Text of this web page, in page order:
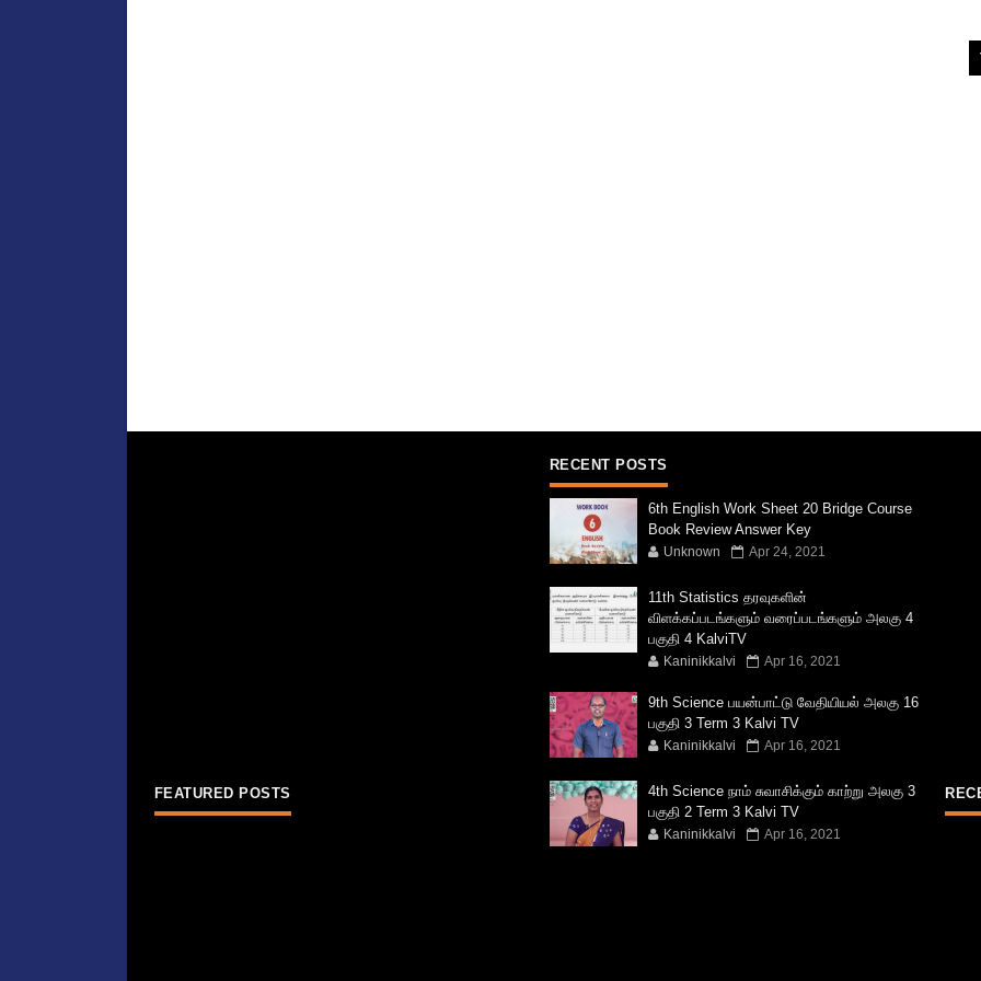
FEATURED POSTS
RECENT POSTS
6th English Work Sheet 20 Bridge Course
Book Review Answer Key
Unknown Apr 24, 2021
11th Statistics தரவுகளின்
விளக்கப்படங்களும் வரைப்படங்களும் அலகு 4
பகுதி 4 KalviTV
Kaninikkalvi Apr 16, 2021
9th Science பயன்பாட்டு வேதியியல் அலகு 16
பகுதி 3 Term 3 Kalvi TV
Kaninikkalvi Apr 16, 2021
4th Science நாம் சுவாசிக்கும் காற்று அலகு 3
பகுதி 2 Term 3 Kalvi TV
Kaninikkalvi Apr 16, 2021